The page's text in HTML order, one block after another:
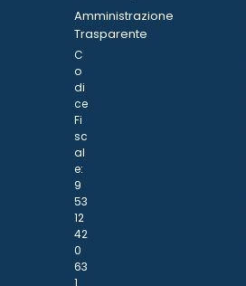
Amministrazione
Trasparente
C
o
di
ce
Fi
sc
al
e:
9
53
12
42
0
63
1